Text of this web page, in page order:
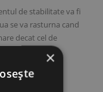
de stabilitate va fi
se va rasturna cand
decat cel de
pierderii
avarierii×